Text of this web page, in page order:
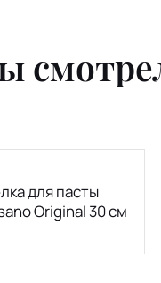
для пасты
Original 30 см